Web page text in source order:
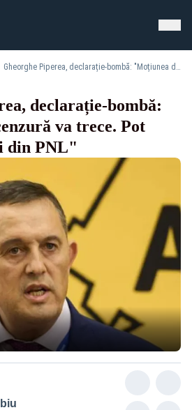
Gheorghe Piperea, declarație-bombă: "Moțiunea de cenzură va trece. Pot apărea voturi și din PNL"
declarație-bombă:
va trece. Pot
din PNL"